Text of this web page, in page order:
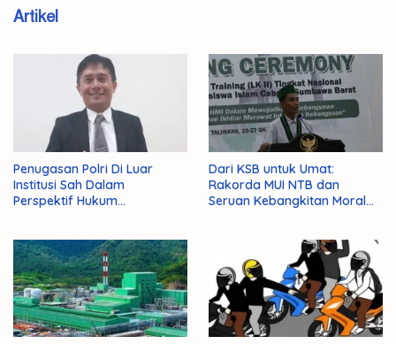
Artikel
Penugasan Polri Di Luar
Institusi Sah Dalam
Perspektif Hukum
Dari KSB untuk Umat:
Rakorda MUI NTB dan
Seruan Kebangkitan Moral